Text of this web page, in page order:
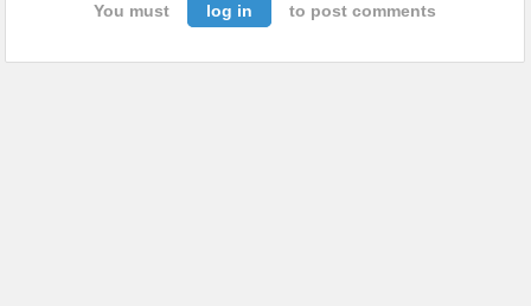
You must log in to post comments